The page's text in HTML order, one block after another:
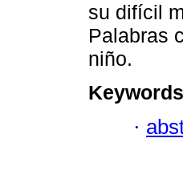
su difícil
Palabras
niño.
·